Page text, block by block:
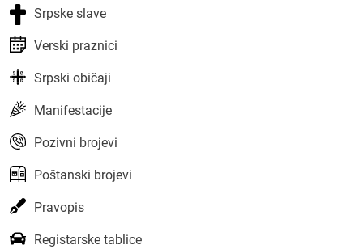
Srpske slave
Verski praznici
Srpski običaji
Manifestacije
Pozivni brojevi
Poštanski brojevi
Pravopis
Registarske tablice